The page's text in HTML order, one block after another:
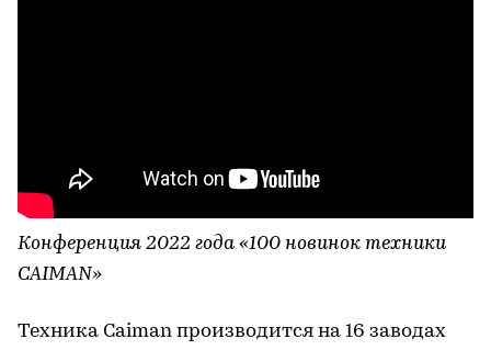
Конференция 2022 года «100 новинок техники
CAIMAN»
Техника Caiman производится на 16 заводах